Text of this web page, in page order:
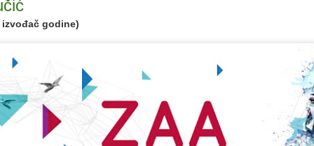
čić
izvođač godine)
je osnovne studije na Fakultetu dramskih umetnosti u
2002. godine (Odsek za pozorišnu i radio produkciju), gde je
15. TES(Z)T 2024: Euroregionalni pozorišni festival u
Temišvaru
FESTIVAL – Sa druge tačke gledišta